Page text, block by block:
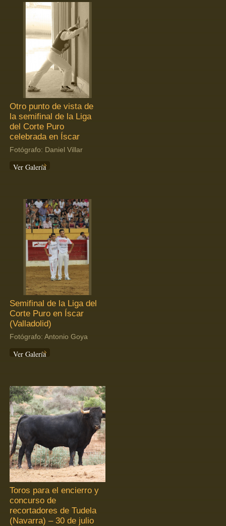
Otro punto de vista de
la semifinal de la Liga
del Corte Puro
celebrada en Íscar
Fotógrafo: Daniel Villar
Ver Galería
Semifinal de la Liga del
Corte Puro en Íscar
(Valladolid)
Fotógrafo: Antonio Goya
Ver Galería
Toros para el encierro y
concurso de
recortadores de Tudela
(Navarra) – 30 de julio